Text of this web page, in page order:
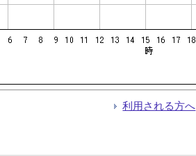
利用される方へ